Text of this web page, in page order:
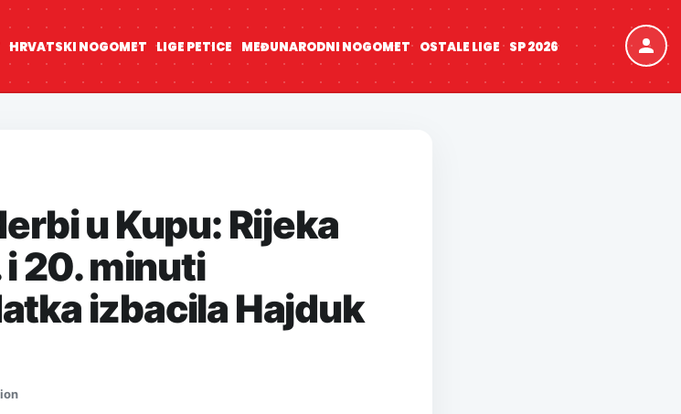
HRVATSKI NOGOMET LIGE PETICE MEĐUNARODNI NOGOMET OSTALE LIGE SP 2026
u Kupu: Rijeka
i 20. minuti
izbacila Hajduk